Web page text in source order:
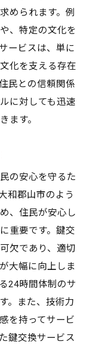
サービス
大和郡山市の
ェッショナル
ス
応
を支える奈良
性向上
スの役割
組み
なコミュニテ
められます。例
、特定の文化を
ービスは、単に
化を支える存在
民との信頼関係
に対しても迅速
ます。
の安心を守るた
和郡山市のよう
、住民が安心し
重要です。鍵交
欠であり、適切
大幅に向上しま
24時間体制のサ
。また、技術力
を持ってサービ
鍵交換サービス